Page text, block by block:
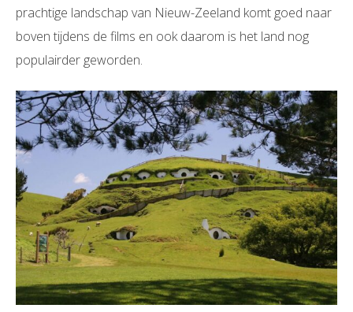
prachtige landschap van Nieuw-Zeeland komt goed naar
boven tijdens de films en ook daarom is het land nog
populairder geworden.